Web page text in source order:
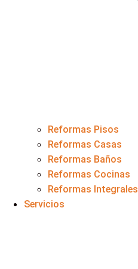
Reformas Pisos
Reformas Casas
Reformas Baños
Reformas Cocinas
Reformas Integrales
Servicios